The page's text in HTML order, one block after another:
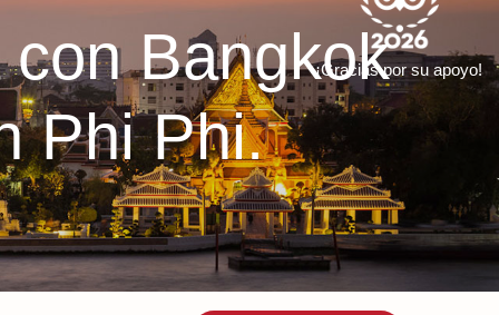
Bangkok
Phi Phi.
¡Gracias por su apoyo!